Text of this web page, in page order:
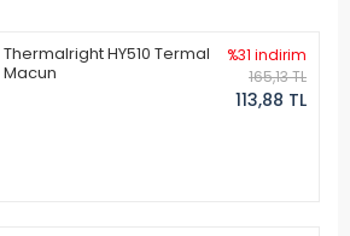
Thermalright HY510 Termal
Macun
%31 indirim
165,13 TL
113,88 TL